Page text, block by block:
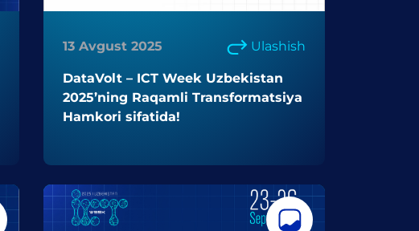
13 Avgust 2025 Ulashish
DataVolt – ICT Week Uzbekistan
2025’ning Raqamli Transformatsiya
Hamkori sifatida!